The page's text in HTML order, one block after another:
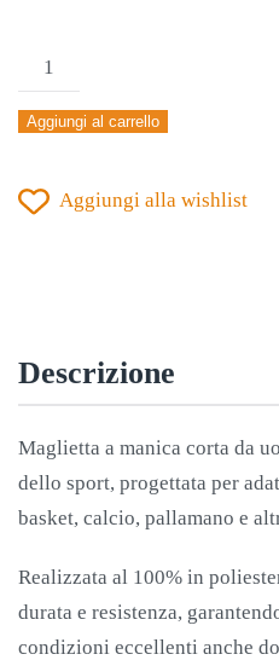
MAGLIA
JOMA
CHAMPIONSHIP
MANICA
Aggiungi al carrello
Aggiungi alla wishlist
Descrizione
Maglietta a manica corta da
dello sport, progettata per
basket, calcio, pallamano e
Realizzata al 100% in
durata e resistenza,
condizioni eccellenti anche